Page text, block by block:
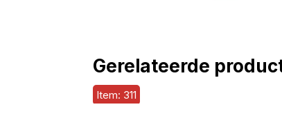
Gerelateerde
Item: 311